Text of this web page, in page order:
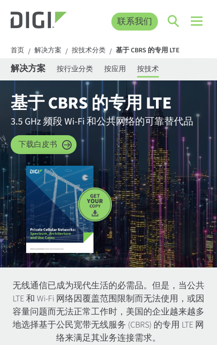
联系我们
首页 / 解决方案 / 按技术分类 / 基于 CBRS 的专用 LTE
解决方案 按行业分类 按应用 按技术
基于 CBRS 的专用 LTE
3.5 GHz 频段 Wi-Fi 和公共网络的可靠替代品
下载白皮书
无线通信已成为现代生活的必需品。但是，当公共
LTE 和 Wi-Fi 网络因覆盖范围限制而无法使用，或因
容量问题而无法正常工作时，美国的企业越来越多
地选择基于公民宽带无线服务 (CBRS) 的专用 LTE 网
络来满足其业务连接需求。